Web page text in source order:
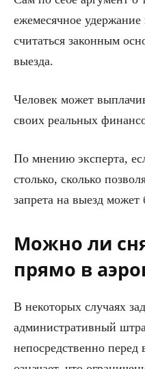
ежемесячное
считаться законным
выезда.
Человек может
своих реальных
По мнению эксперта,
столько, сколько
запрета на выезд
Можно ли
прямо в
В некоторых случаях
административный
непосредственно